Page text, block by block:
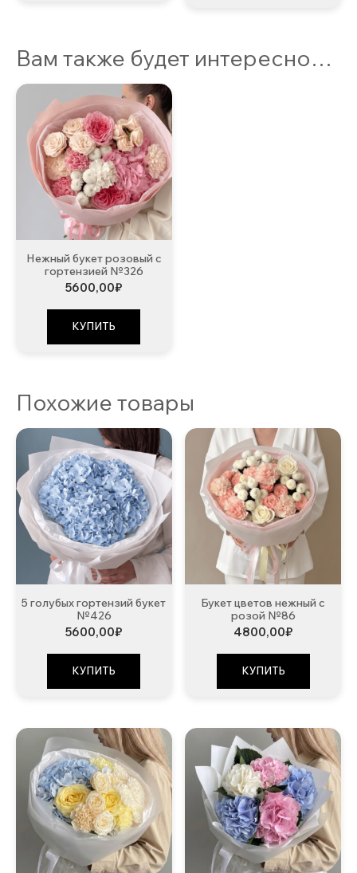
Вам также будет интересно…
Нежный букет розовый с
гортензией №326
5600,00₽
КУПИТЬ
Похожие товары
5 голубых гортензий букет
№426
5600,00₽
КУПИТЬ
Букет цветов нежный с
розой №86
4800,00₽
КУПИТЬ